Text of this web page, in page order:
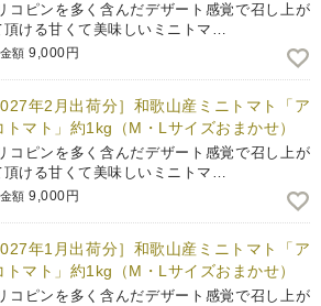
ピンを多く含んだデザート感覚で召し上が
頂ける甘くて美味しいミニトマ…
額 9,000円
年2月出荷分］和歌山産ミニトマト「ア
トマト」約1kg（M・Lサイズおまかせ）
ピンを多く含んだデザート感覚で召し上が
頂ける甘くて美味しいミニトマ…
額 9,000円
年1月出荷分］和歌山産ミニトマト「ア
トマト」約1kg（M・Lサイズおまかせ）
ピンを多く含んだデザート感覚で召し上が